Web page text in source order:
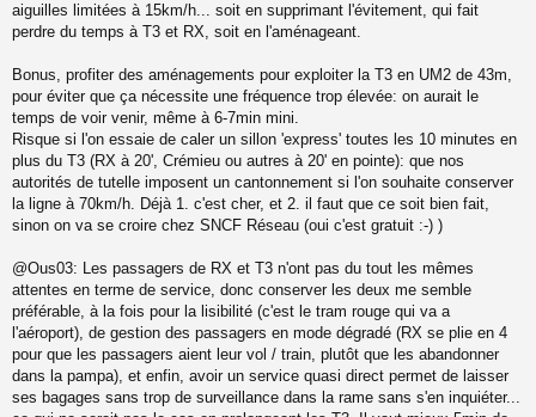
aiguilles limitées à 15km/h... soit en supprimant l'évitement, qui fait
perdre du temps à T3 et RX, soit en l'aménageant.
Bonus, profiter des aménagements pour exploiter la T3 en UM2 de 43m,
pour éviter que ça nécessite une fréquence trop élevée: on aurait le
temps de voir venir, même à 6-7min mini.
Risque si l'on essaie de caler un sillon 'express' toutes les 10 minutes en
plus du T3 (RX à 20', Crémieu ou autres à 20' en pointe): que nos
autorités de tutelle imposent un cantonnement si l'on souhaite conserver
la ligne à 70km/h. Déjà 1. c'est cher, et 2. il faut que ce soit bien fait,
sinon on va se croire chez SNCF Réseau (oui c'est gratuit :-) )
@Ous03: Les passagers de RX et T3 n'ont pas du tout les mêmes
attentes en terme de service, donc conserver les deux me semble
préférable, à la fois pour la lisibilité (c'est le tram rouge qui va a
l'aéroport), de gestion des passagers en mode dégradé (RX se plie en 4
pour que les passagers aient leur vol / train, plutôt que les abandonner
dans la pampa), et enfin, avoir un service quasi direct permet de laisser
ses bagages sans trop de surveillance dans la rame sans s'en inquiéter...